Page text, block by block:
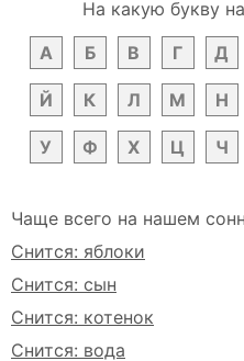
На какую букву
А
Б В Г Д
Й К Л М Н
У Ф Х Ц Ч
Чаще всего на нашем
Снится: яблоки
Снится: сын
Снится: котенок
Снится: вода